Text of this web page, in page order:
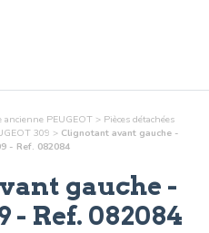
ancienne PEUGEOT > Pièces détachées
309 > Clignotant avant gauche -
- Ref. 082084
gauche -
- Ref. 082084